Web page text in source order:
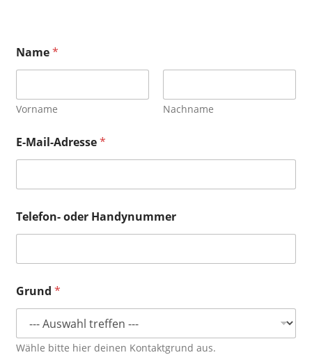
Name*
Vorname Nachname
E-Mail-Adresse*
Telefon- oder Handynummer
-
M
i
l
Grund*
Wähle bitte hier deinen Kontaktgrund aus.